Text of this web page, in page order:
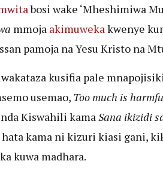
bosi wake ‘Mheshimiwa
mmoja akimuwekakwenye
pamoja na Yesu Kristo na
kusifia pale
usemao, Too much is
Kiswahili kama Sana ikizidi
kama ni kizuri kiasi gani,
kuwa madhara.